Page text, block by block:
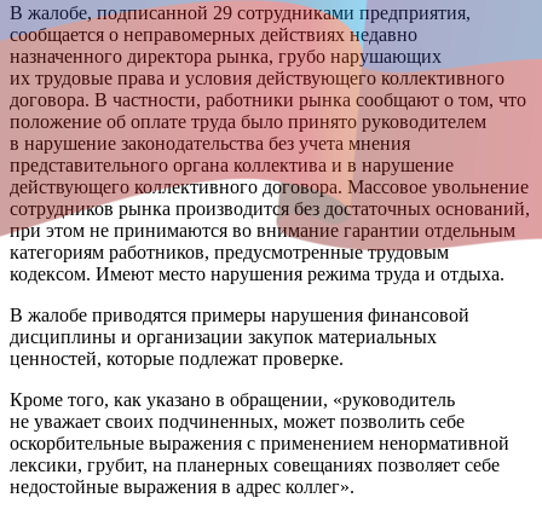
В жалобе, подписанной 29 сотрудниками предприятия,
сообщается о неправомерных действиях недавно
назначенного директора рынка, грубо нарушающих
их трудовые права и условия действующего коллективного
договора. В частности, работники рынка сообщают о том, что
положение об оплате труда было принято руководителем
в нарушение законодательства без учета мнения
представительного органа коллектива и в нарушение
действующего коллективного договора. Массовое увольнение
сотрудников рынка производится без достаточных оснований,
при этом не принимаются во внимание гарантии отдельным
категориям работников, предусмотренные трудовым
кодексом. Имеют место нарушения режима труда и отдыха.
В жалобе приводятся примеры нарушения финансовой
дисциплины и организации закупок материальных
ценностей, которые подлежат проверке.
Кроме того, как указано в обращении, «руководитель
не уважает своих подчиненных, может позволить себе
оскорбительные выражения с применением ненормативной
лексики, грубит, на планерных совещаниях позволяет себе
недостойные выражения в адрес коллег».